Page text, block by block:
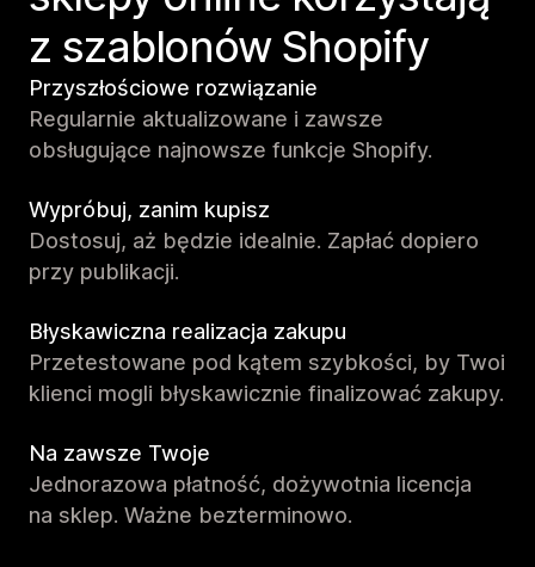
z szablonów Shopify
Przyszłościowe rozwiązanie
Regularnie aktualizowane i zawsze
obsługujące najnowsze funkcje Shopify.
Wypróbuj, zanim kupisz
Dostosuj, aż będzie idealnie. Zapłać dopiero
przy publikacji.
Błyskawiczna realizacja zakupu
Przetestowane pod kątem szybkości, by Twoi
klienci mogli błyskawicznie finalizować zakupy.
Na zawsze Twoje
Jednorazowa płatność, dożywotnia licencja
na sklep. Ważne bezterminowo.